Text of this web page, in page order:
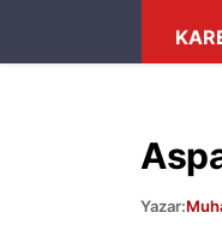
Yazar: